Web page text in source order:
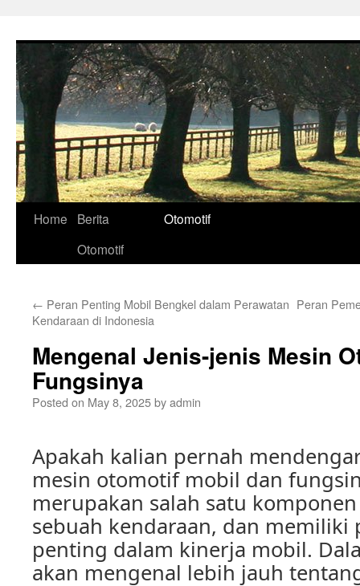
Home
Berita
Otomotif
Otomotif
← Peran Penting Mobil Bengkel dalam Perawatan
Kendaraan di Indonesia
Peran
Mengenal Jenis-jenis Mesin
Fungsinya
Posted on May 8, 2025byadmin
Apakah kalian pernah
mesin otomotif mobil dan
merupakan salah satu
sebuah kendaraan, dan memiliki
penting dalam kinerja mobil.
akan mengenal lebih jauh